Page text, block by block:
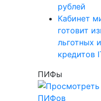
рублей
Кабинет
готовит
льготных
кредитов
ПИФы